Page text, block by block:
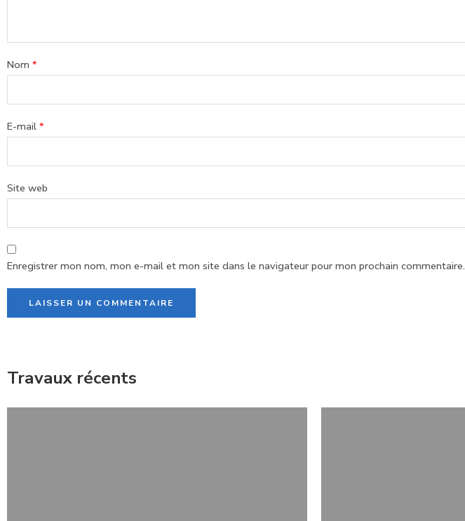
Nom *
E-mail *
Site web
Enregistrer mon nom, mon e-mail et mon site dans le navigateur pour mon prochain commentaire.
Travaux récents